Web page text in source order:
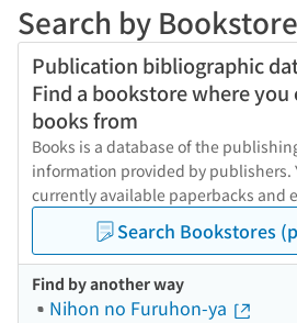
Search by Bookstore
Publication bibliographic
Find a bookstore where you
books from
Books is a database of the
information provided by publishers.
currently available paperbacks and
Search Bookstores
Find by another way
Nihon no Furuhon-ya